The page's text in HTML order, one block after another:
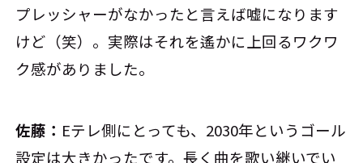
プレッシャーがなかったと言えば嘘になります
けど（笑）。実際はそれを遙かに上回るワクワ
ク感がありました。
佐藤： Eテレ側にとっても、2030年というゴール
設定は大きかったです。長く曲を歌い継いでい